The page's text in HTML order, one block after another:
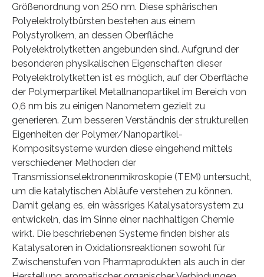
Größenordnung von 250 nm. Diese sphärischen
Polyelektrolytbürsten bestehen aus einem
Polystyrolkern, an dessen Oberfläche
Polyelektrolytketten angebunden sind. Aufgrund der
besonderen physikalischen Eigenschaften dieser
Polyelektrolytketten ist es möglich, auf der Oberfläche
der Polymerpartikel Metallnanopartikel im Bereich von
0,6 nm bis zu einigen Nanometern gezielt zu
generieren. Zum besseren Verständnis der strukturellen
Eigenheiten der Polymer/Nanopartikel-
Kompositsysteme wurden diese eingehend mittels
verschiedener Methoden der
Transmissionselektronenmikroskopie (TEM) untersucht,
um die katalytischen Abläufe verstehen zu können.
Damit gelang es, ein wässriges Katalysatorsystem zu
entwickeln, das im Sinne einer nachhaltigen Chemie
wirkt. Die beschriebenen Systeme finden bisher als
Katalysatoren in Oxidationsreaktionen sowohl für
Zwischenstufen von Pharmaprodukten als auch in der